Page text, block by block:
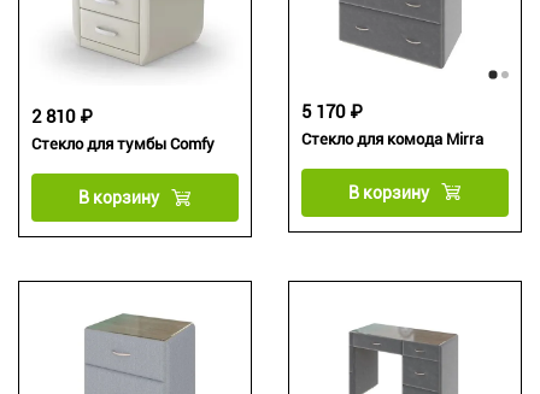
Стекло для тумбы Comfy
2 810 ₽
В корзину
Стекло для комода Mirra
5 170 ₽
В корзину